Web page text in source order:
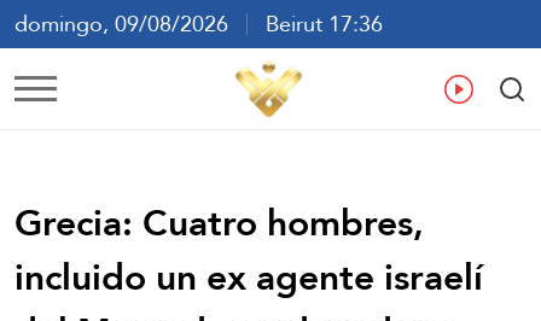
domingo, 09/08/2026
Beirut 17:36
ع En
Grecia: Cuatro hombres,
incluido un ex agente israelí